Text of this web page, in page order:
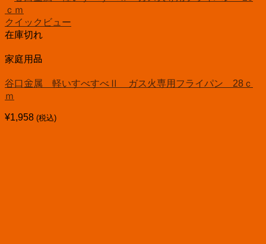
クイックビュー
在庫切れ
家庭用品
谷口金属 軽いすべすべⅡ ガス火専用フライパン 28ｃ
ｍ
¥1,958 (税込)